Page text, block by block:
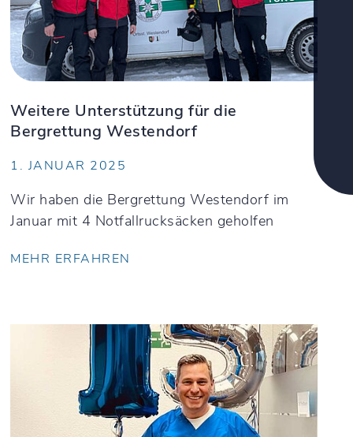
Weitere Unterstützung für die
Bergrettung Westendorf
1. JANUAR 2025
Wir haben die Bergrettung Westendorf im
Januar mit 4 Notfallrucksäcken geholfen
MEHR ERFAHREN